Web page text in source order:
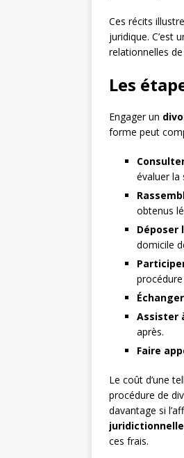
Ces récits
juridique. C’est
relationnelles
Les
Engager un
forme peut
évaluer la
obtenus
Déposer
domicile
Assister
après.
Faire
Le coût d’une
procédure de
davantage si
juridictionnelle
ces frais.